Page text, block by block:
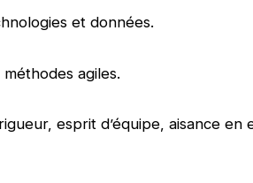
et données.
agiles.
esprit d’équipe, aisance en